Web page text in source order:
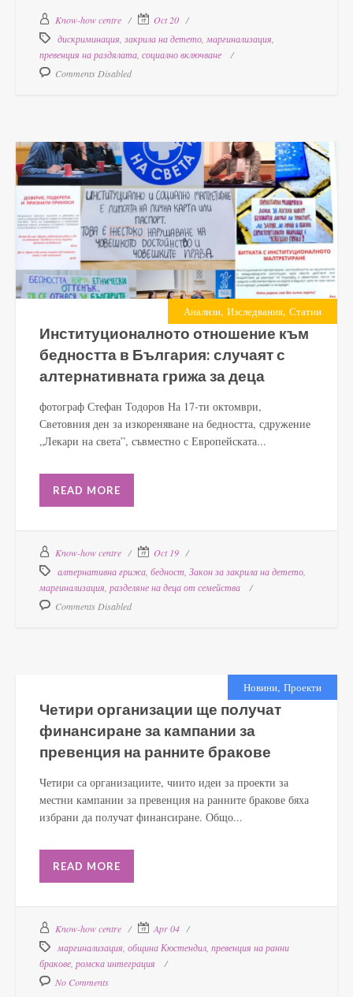
Know-how centre
Oct 20
дискриминация закрила на детето маргинализация
превенция на раздялата социално включване
Comments Disabled
Анализи, Изследвания, Статии
Институционалното отношение към
бедността в България: случаят с
алтернативната грижа за деца
фотограф Стефан Тодоров На 17-ти октомври,
Световния ден за изкореняване на бедността, сдружение
„Лекари на света”, съвместно с Европейската...
READ MORE
Know-how centre
Oct 19
алтернативна грижа бедност Закон за закрила на детето
маргинализация разделяне на деца от семейства
Comments Disabled
Новини, Проекти
Четири организации ще получат
финансиране за кампании за
превенция на ранните бракове
Четири са организациите, чиито идеи за проекти за
местни кампании за превенция на ранните бракове бяха
избрани да получат финансиране. Общо...
READ MORE
Know-how centre
Apr 04
маргинализация община Кюстендил превенция на ранни
бракове ромска интеграция
No Comments